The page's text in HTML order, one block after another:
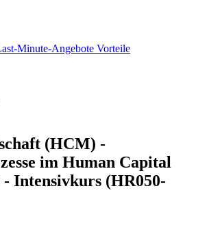
Minute-Angebote Vorteile
(HCM) -
im Human Capital
- Intensivkurs (HR050-